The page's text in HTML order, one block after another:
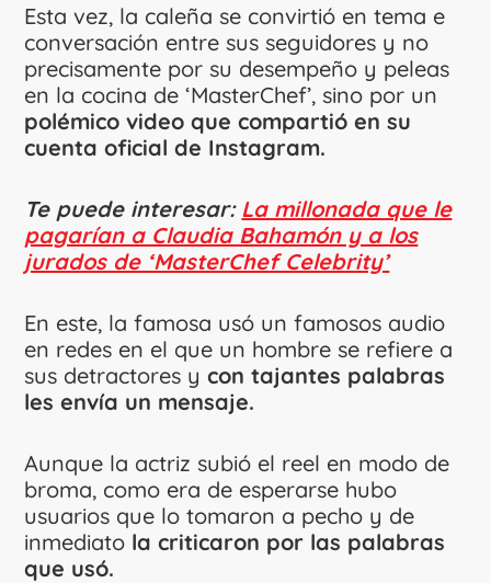
Esta vez, la caleña se convirtió en tema e
conversación entre sus seguidores y no
precisamente por su desempeño y peleas
en la cocina de ‘MasterChef’, sino por un
polémico video que compartió en su
cuenta oficial de Instagram.
Te puede interesar: La millonada que le
pagarían a Claudia Bahamón y a los
jurados de ‘MasterChef Celebrity’
En este, la famosa usó un famosos audio
en redes en el que un hombre se refiere a
sus detractores ycon tajantes palabras
les envía un mensaje.
Aunque la actriz subió el reel en modo de
broma, como era de esperarse hubo
usuarios que lo tomaron a pecho y de
inmediato la criticaron por las palabras
que usó.